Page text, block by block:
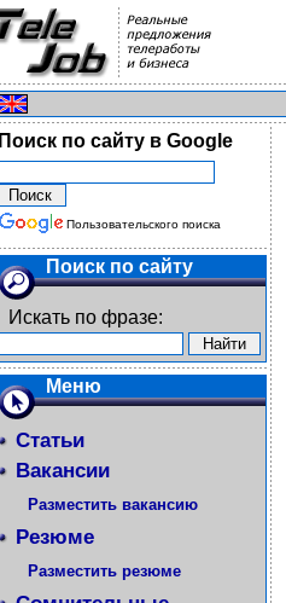
Поиск по сайту в Google
Пользовательского поиска
Поиск по сайту
Искать по фразе:
Меню
Статьи
Вакансии
Разместить вакансию
Резюме
Разместить резюме